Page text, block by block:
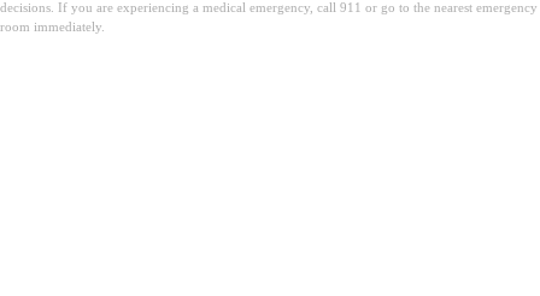
decisions. If you are experiencing a medical emergency, call 911 or go to the nearest emergency
room immediately.